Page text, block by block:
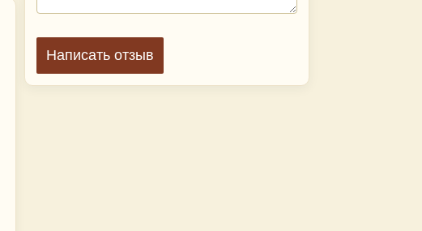
Написать отзыв